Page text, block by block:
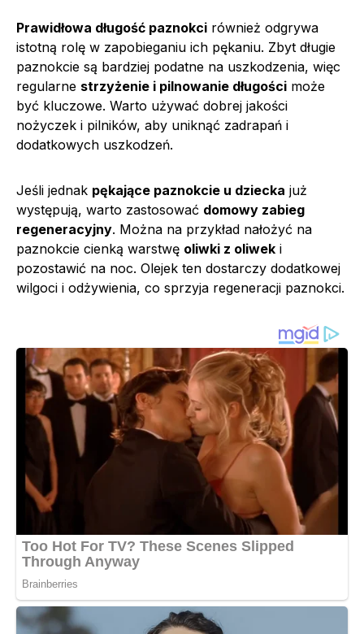
Prawidłowa długość paznokci również odgrywa
istotną rolę w zapobieganiu ich pękaniu. Zbyt długie
paznokcie są bardziej podatne na uszkodzenia, więc
regularne strzyżenie i pilnowanie długości może
być kluczowe. Warto używać dobrej jakości
nożyczek i pilników, aby uniknąć zadrapań i
dodatkowych uszkodzeń.
Jeśli jednak pękające paznokcie u dziecka już
występują, warto zastosować domowy zabieg
regeneracyjny. Można na przykład nałożyć na
paznokcie cienką warstwę oliwki z oliwek i
pozostawić na noc. Olejek ten dostarczy dodatkowej
wilgoci i odżywienia, co sprzyja regeneracji paznokci.